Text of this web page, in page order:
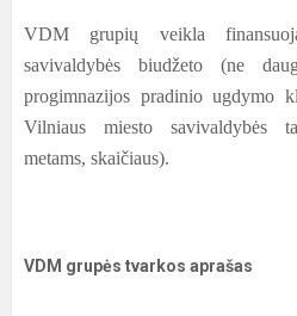
VDM grupių veikla
savivaldybės biudžeto (ne
progimnazijos pradinio ugdymo
Vilniaus miesto savivaldybės
metams, skaičiaus).
VDM grupės tvarkos aprašas